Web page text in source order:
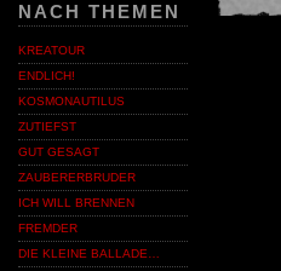
NACH THEMEN
KREATOUR
ENDLICH!
KOSMONAUTILUS
ZUTIEFST
GUT GESAGT
ZAUBERERBRUDER
ICH WILL BRENNEN
FREMDER
DIE KLEINE BALLADE…